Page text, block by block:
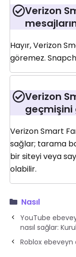
Verizon
Hayır, Verizon
göremez.
Verizon
geçmişini
Verizon Smart
sağlar; tarama
bir siteyi veya
olabilir.
Nasıl
YouTube
nasıl sağlar:
Roblox ebeveyn